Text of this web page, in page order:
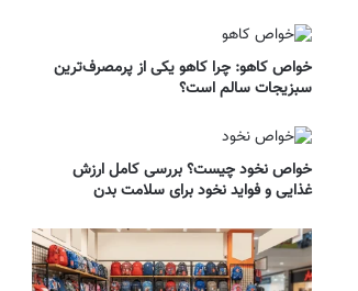
خواص کاهو: چرا کاهو یکی از پرمصرف‌ترین
سبزیجات سالم است؟
خواص نخود چیست؟ بررسی کامل ارزش
غذایی و فواید نخود برای سلامت بدن